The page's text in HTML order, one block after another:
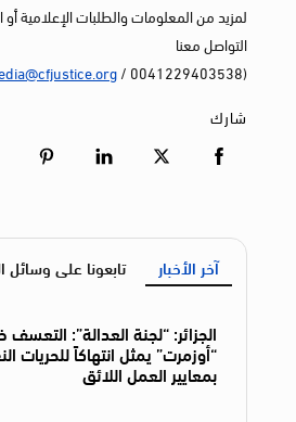
لمزيد من المعلومات والطلبات الإعلامية
التواصل معنا
(0041229403538 /
شارك
آخر الأخبار تابعونا على وسائل
الجزائر: “لجنة العدالة”:
“أوزمرت” يمثل انتهاكاً للحريات
بمعايير العمل اللائق